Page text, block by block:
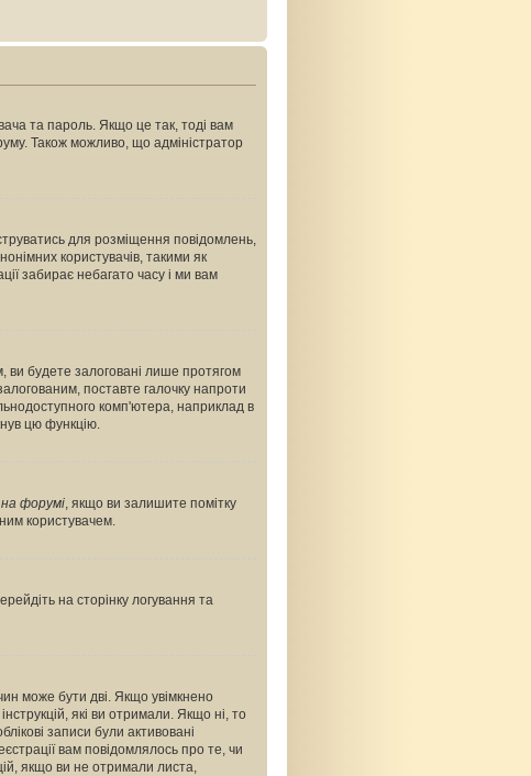
та пароль. Якщо це так, тоді вам
Також можливо, що адміністратор
для розміщення повідомлень,
користувачів, такими як
забирає небагато часу і ми вам
ви будете залоговані лише протягом
поставте галочку напроти
комп'ютера, наприклад в
цю функцію.
форумі, якщо ви залишите помітку
користувачем.
на сторінку логування та
може бути дві. Якщо увімкнено
які ви отримали. Якщо ні, то
записи були активовані
вам повідомлялось про те, чи
якщо ви не отримали листа,